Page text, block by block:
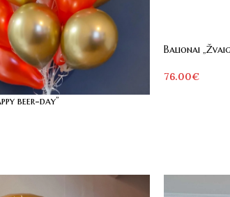
beer-day”
Balionai
76.00€